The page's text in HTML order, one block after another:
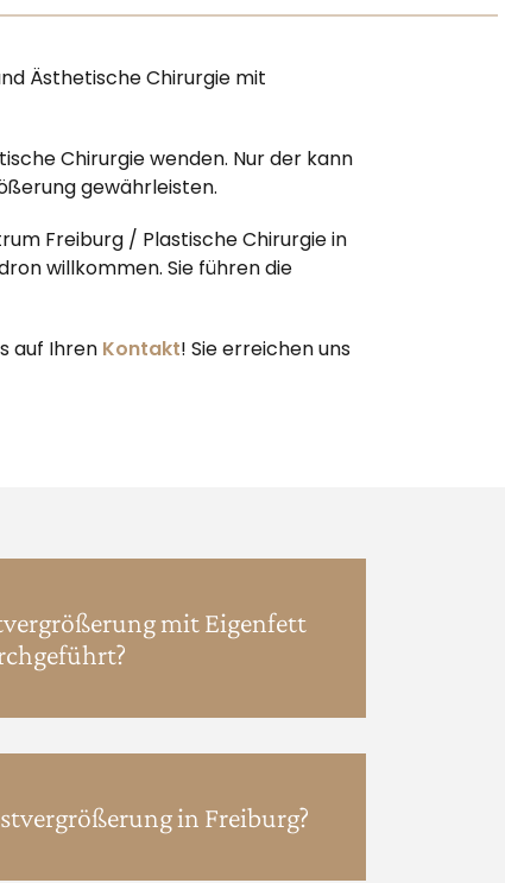
Ästhetische Chirurgie mit
Chirurgie wenden. Nur der kann
gewährleisten.
Freiburg / Plastische Chirurgie in
willkommen. Sie führen die
auf Ihren Kontakt! Sie erreichen uns
mit Eigenfett
in Freiburg?